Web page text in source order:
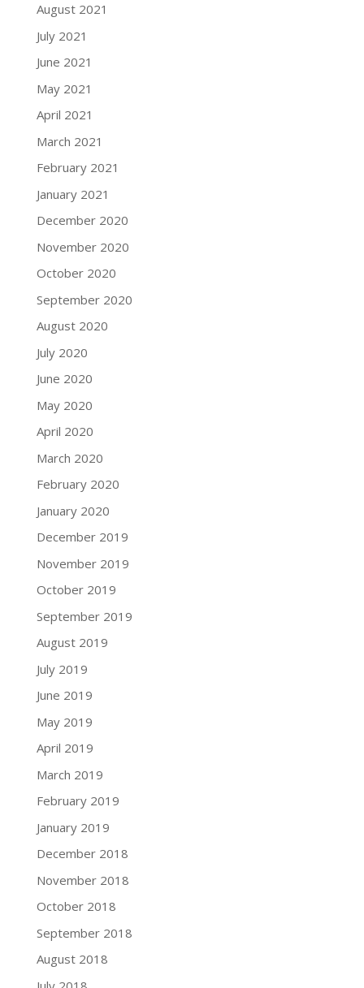
August 2021
July 2021
June 2021
May 2021
April 2021
March 2021
February 2021
January 2021
December 2020
November 2020
October 2020
September 2020
August 2020
July 2020
June 2020
May 2020
April 2020
March 2020
February 2020
January 2020
December 2019
November 2019
October 2019
September 2019
August 2019
July 2019
June 2019
May 2019
April 2019
March 2019
February 2019
January 2019
December 2018
November 2018
October 2018
September 2018
August 2018